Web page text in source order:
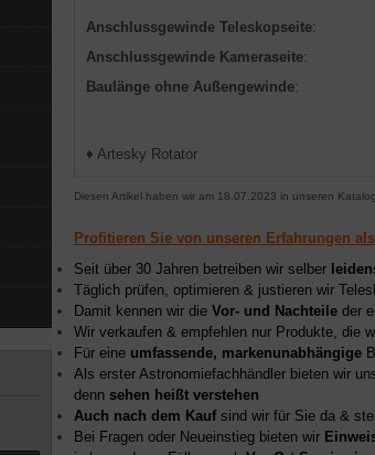
Anschlussgewinde Teleskopseite:
Anschlussgewinde Kameraseite:
Baulänge ohne Außengewinde:
♦ Artesky Rotator
Diesen Artikel haben wir am 18.07.2023 in unseren
Profitieren Sie von unseren Erfahrungen
Seit über 30 Jahren betreiben wir selber
Täglich prüfen, optimieren & justieren wir
Damit kennen wir die Vor- und Nachteile der
Wir verkaufen & empfehlen nur Produkte, die
Für eine umfassende, markenunabhängige
Als erster Astronomiefachhändler bieten wir
denn sehen heißt verstehen
Auch nach dem Kaufsind wir für Sie da &
Bei Fragen oder Neueinstieg bieten wir